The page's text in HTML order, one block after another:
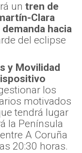
un tren de
Clara
demanda hacia
del eclipse
y Movilidad
los
motivados
tendrá lugar
la Península
A Coruña
20:30 horas.